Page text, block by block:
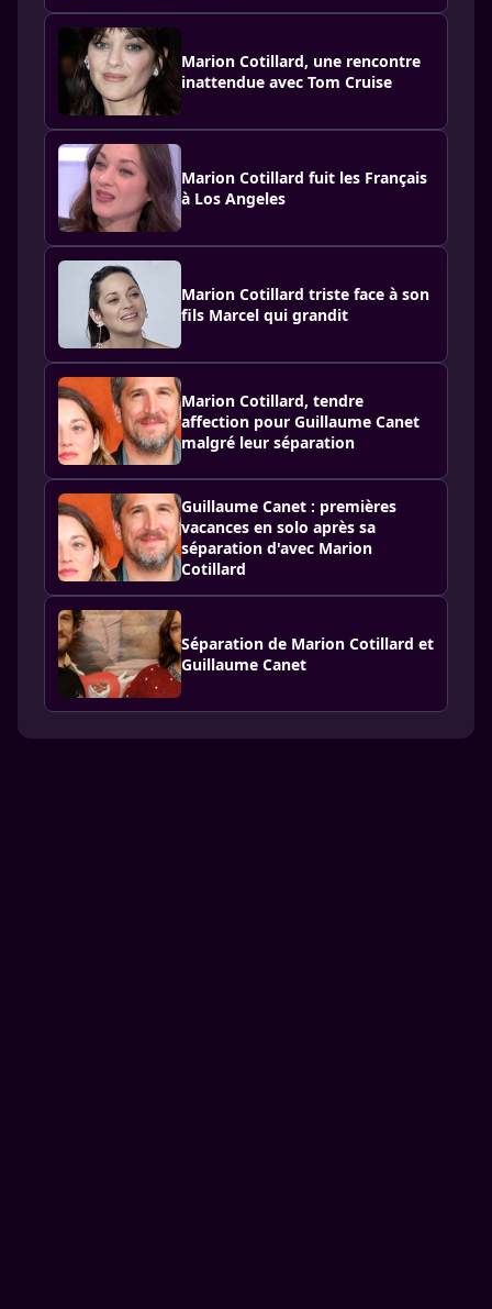
Marion Cotillard, une rencontre
inattendue avec Tom Cruise
Marion Cotillard fuit les Français
à Los Angeles
Marion Cotillard triste face à son
fils Marcel qui grandit
Marion Cotillard, tendre
affection pour Guillaume Canet
malgré leur séparation
Guillaume Canet : premières
vacances en solo après sa
séparation d'avec Marion
Cotillard
Séparation de Marion Cotillard et
Guillaume Canet